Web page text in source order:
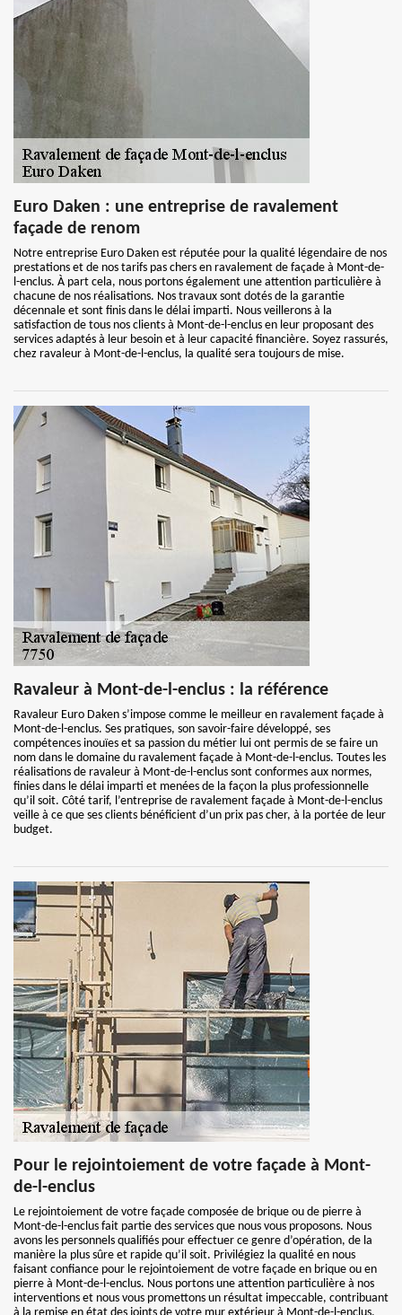
Euro Daken : une entreprise de ravalement
façade de renom
Notre entreprise Euro Daken est réputée pour la qualité légendaire de nos
prestations et de nos tarifs pas chers en ravalement de façade à Mont-de-
l-enclus. À part cela, nous portons également une attention particulière à
chacune de nos réalisations. Nos travaux sont dotés de la garantie
décennale et sont finis dans le délai imparti. Nous veillerons à la
satisfaction de tous nos clients à Mont-de-l-enclus en leur proposant des
services adaptés à leur besoin et à leur capacité financière. Soyez rassurés,
chez ravaleur à Mont-de-l-enclus, la qualité sera toujours de mise.
Ravaleur à Mont-de-l-enclus : la référence
Ravaleur Euro Daken s’impose comme le meilleur en ravalement façade à
Mont-de-l-enclus. Ses pratiques, son savoir-faire développé, ses
compétences inouïes et sa passion du métier lui ont permis de se faire un
nom dans le domaine du ravalement façade à Mont-de-l-enclus. Toutes les
réalisations de ravaleur à Mont-de-l-enclus sont conformes aux normes,
finies dans le délai imparti et menées de la façon la plus professionnelle
qu’il soit. Côté tarif, l’entreprise de ravalement façade à Mont-de-l-enclus
veille à ce que ses clients bénéficient d’un prix pas cher, à la portée de leur
budget.
Pour le rejointoiement de votre façade à Mont-
de-l-enclus
Le rejointoiement de votre façade composée de brique ou de pierre à
Mont-de-l-enclus fait partie des services que nous vous proposons. Nous
avons les personnels qualifiés pour effectuer ce genre d’opération, de la
manière la plus sûre et rapide qu’il soit. Privilégiez la qualité en nous
faisant confiance pour le rejointoiement de votre façade en brique ou en
pierre à Mont-de-l-enclus. Nous portons une attention particulière à nos
interventions et nous vous promettons un résultat impeccable, contribuant